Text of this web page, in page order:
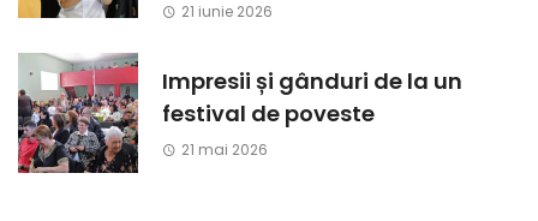
21 iunie 2026
Impresii și gânduri de la un
festival de poveste
21 mai 2026